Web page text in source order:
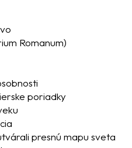
Romanum)
poriadky
presnú mapu sveta